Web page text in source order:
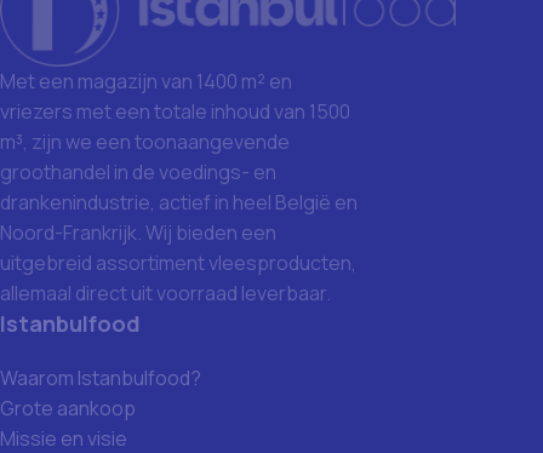
Met een magazijn van 1400 m² en
vriezers met een totale inhoud van 1500
m³, zijn we een toonaangevende
groothandel in de voedings- en
drankenindustrie, actief in heel België en
Noord-Frankrijk. Wij bieden een
uitgebreid assortiment vleesproducten,
allemaal direct uit voorraad leverbaar.
Istanbulfood
Waarom Istanbulfood?
Grote aankoop
Missie en visie